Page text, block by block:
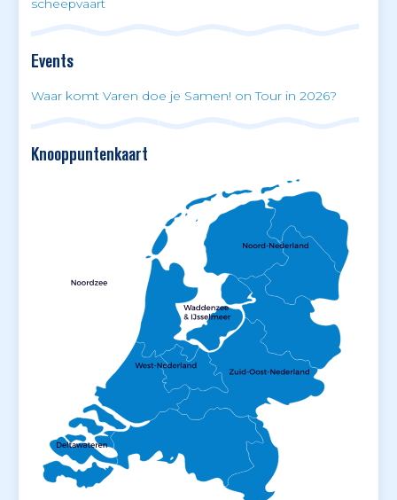
scheepvaart
Events
Waar komt Varen doe je Samen! on Tour in 2026?
Knooppuntenkaart